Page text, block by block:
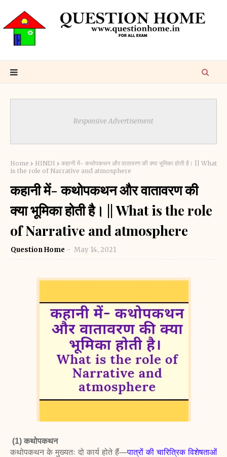
Responsive Advertisement
Home HINDI
कहानी में- कथोपकथन और वातावरण की क्या भूमिका होती है। || What
is the role of Narrative and atmosphere
कहानी में- कथोपकथन और वातावरण की
क्या भूमिका होती है। || What is the role
of Narrative and atmosphere
Question Home May 14, 2021
(1) कथोपकथन
कथोपकथन के मुख्यतः दो कार्य होते हैं—पात्रों की चारित्रिक विशेषताओं